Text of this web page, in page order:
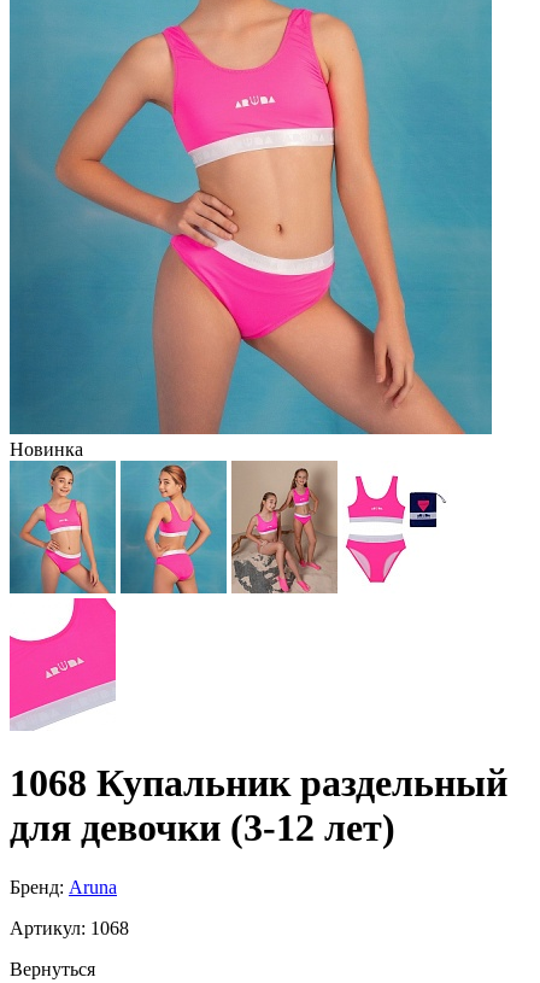
Новинка
1068 Купальник раздельный
для девочки (3-12 лет)
Бренд: Aruna
Артикул: 1068
Вернуться